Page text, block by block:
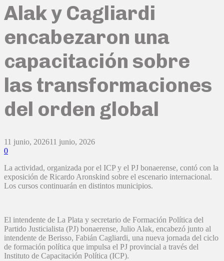
Alak y Cagliardi
encabezaron una
capacitación sobre
las transformaciones
del orden global
11 junio, 202611 junio, 2026
0
La actividad, organizada por el ICP y el PJ bonaerense, contó con la
exposición de Ricardo Aronskind sobre el escenario internacional.
Los cursos continuarán en distintos municipios.
El intendente de La Plata y secretario de Formación Política del
Partido Justicialista (PJ) bonaerense, Julio Alak, encabezó junto al
intendente de Berisso, Fabián Cagliardi, una nueva jornada del ciclo
de formación política que impulsa el PJ provincial a través del
Instituto de Capacitación Política (ICP).